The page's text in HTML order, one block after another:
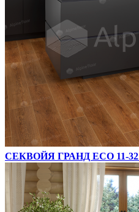
СЕКВОЙЯ ГРАНД ECO 11-32